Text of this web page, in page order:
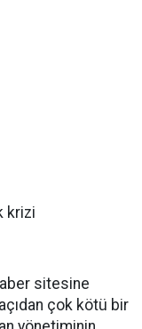
krizi
sitesine
çok kötü bir